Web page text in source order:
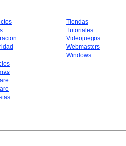
Tiendas
Tutoriales
Videojuegos
Webmasters
Windows